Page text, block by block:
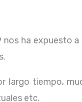
ha expuesto
largo tiempo,
etc.